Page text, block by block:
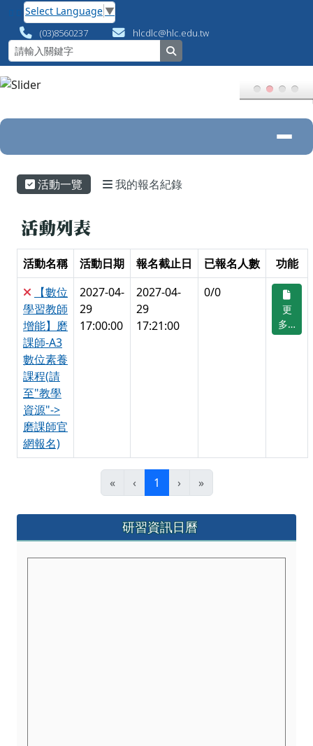
跳至主內容區
花蓮縣數位專案辦公室
Select Language ▼
(03)8560237 hlcdlc@hlc.edu.tw
活動一覽 我的報名紀錄
活動名稱 活動日期
【數位
學習教師
增能】磨
課師-A3
數位素養
課程(請
至"教學
資源"->
磨課師官
網報名)
2027-04-
17:00:00
2027-04-
17:21:00
0/0
更
多…
« ‹ 1(目前頁次)
› »
左邊區域內容研習資訊日曆